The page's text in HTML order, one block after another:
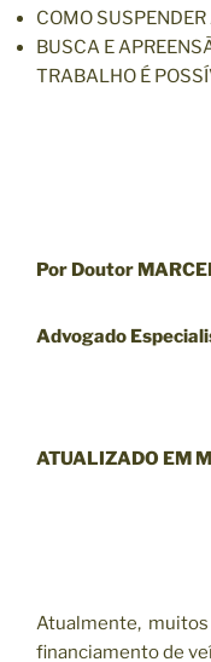
COMO
BUSCA E
TRABALHO É
Por Doutor
Advogado
ATUALIZADO EM
Atualmente, muitos
financiamento de